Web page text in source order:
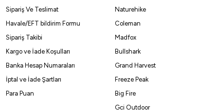
Sipariş Ve Teslimat
Havale/EFT bildirim Formu
Sipariş Takibi
Kargo ve İade Koşulları
Banka Hesap Numaraları
İptal ve İade Şartları
Para Puan
Naturehike
Coleman
Madfox
Bullshark
Grand Harvest
Freeze Peak
Big Fire
Gci Outdoor